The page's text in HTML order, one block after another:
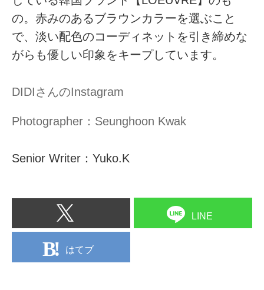
の。赤みのあるブラウンカラーを選ぶこと
で、淡い配色のコーディネットを引き締めな
がらも優しい印象をキープしています。
DIDIさんのInstagram
Photographer：Seunghoon Kwak
Senior Writer：Yuko.K
LINE
はてブ